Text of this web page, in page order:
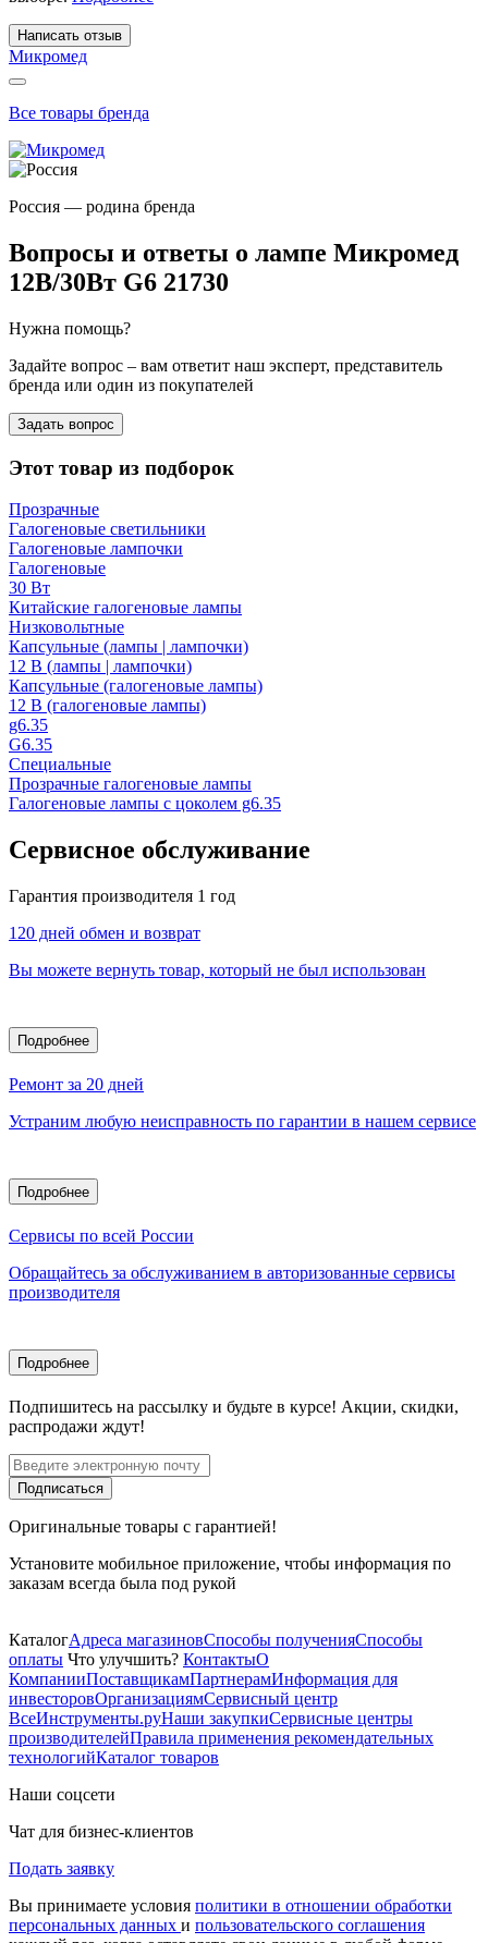
Написать отзыв
Микромед
Все товары бренда
Россия — родина бренда
Вопросы и ответы о лампе Микромед
12В/30Вт G6 21730
Нужна помощь?
Задайте вопрос – вам ответит наш эксперт, представитель
бренда или один из покупателей
Задать вопрос
Этот товар из подборок
Прозрачные
Галогеновые светильники
Галогеновые лампочки
Галогеновые
30 Вт
Китайские галогеновые лампы
Низковольтные
Капсульные (лампы | лампочки)
12 В (лампы | лампочки)
Капсульные (галогеновые лампы)
12 В (галогеновые лампы)
g6.35
G6.35
Специальные
Прозрачные галогеновые лампы
Галогеновые лампы с цоколем g6.35
Сервисное обслуживание
Гарантия производителя 1 год
120 дней обмен и возврат
Вы можете вернуть товар, который не был использован
Подробнее
Ремонт за 20 дней
Устраним любую неисправность по гарантии в нашем сервисе
Подробнее
Сервисы по всей России
Обращайтесь за обслуживанием в авторизованные сервисы
производителя
Подробнее
Подпишитесь на рассылку и будьте в курсе! Акции, скидки,
распродажи ждут!
Подписаться
Оригинальные товары с гарантией!
Установите мобильное приложение, чтобы информация по
заказам всегда была под рукой
КаталогАдреса магазиновСпособы полученияСпособы
оплаты Что улучшить? КонтактыО
КомпанииПоставщикамПартнерамИнформация для
инвесторовОрганизациямСервисный центр
ВсеИнструменты.руНаши закупкиСервисные центры
производителейПравила применения рекомендательных
технологийКаталог товаров
Наши соцсети
Чат для бизнес-клиентов
Подать заявку
Вы принимаете условия политики в отношении обработки
персональных данных и пользовательского соглашения